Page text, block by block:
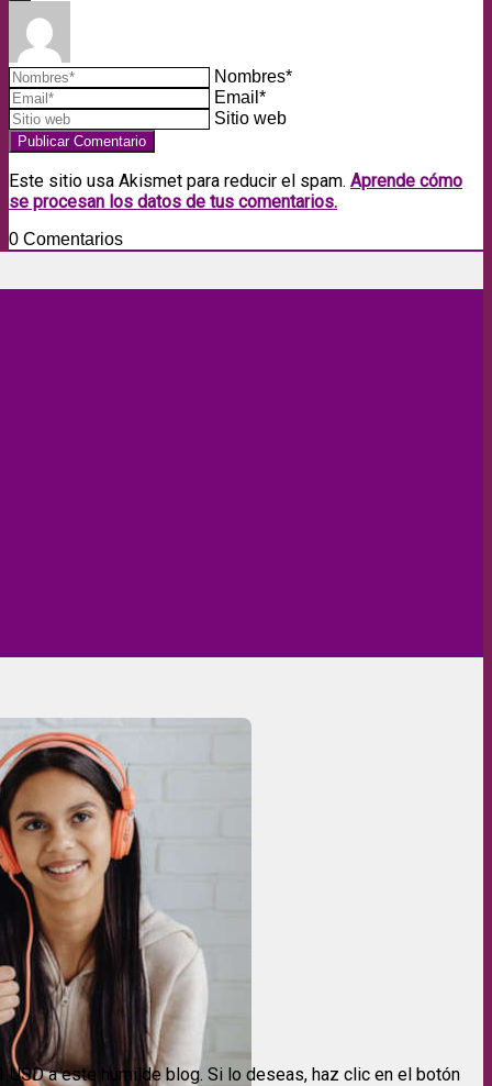
Nombres*
Email*
Sitio web
Este sitio usa Akismet para reducir el spam. Aprende cómo
se procesan los datos de tus comentarios.
0 Comentarios
USD a este humilde blog. Si lo deseas, haz clic en el botón